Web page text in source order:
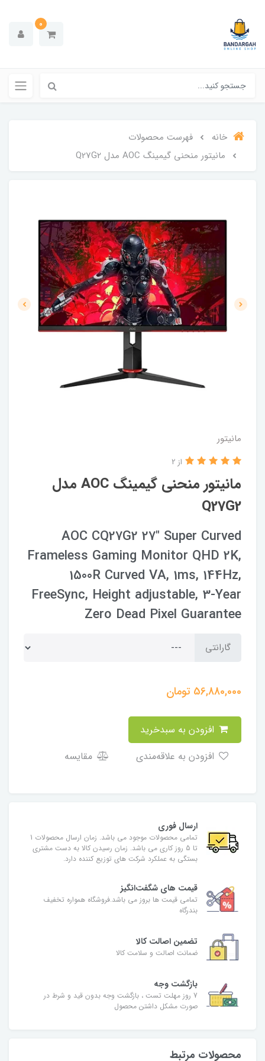
0
خانه
فهرست محصولات
مانیتور منحنی گیمینگ AOC مدل Q27G2
مانیتور
مانیتور منحنی گیمینگ AOC مدل
Q27G2
از 2
AOC CQ27G2 27" Super Curved
Frameless Gaming Monitor QHD 2K,
1500R Curved VA, 1ms, 144Hz,
FreeSync, Height adjustable, 3-Year
Zero Dead Pixel Guarantee
گارانتی
56,880,000 تومان
مقایسه
ارسال فوری
تمامی محصولات موجود می باشد. زمان ارسال محصولات 1
تا 5 روز کاری می باشد. زمان رسیدن کالا به دست مشتری
بستگی به عملکرد شرکت های توزیع کننده دارد.
قیمت های شگفت‌انگیز
تمامی قیمت ها بروز می باشد.فروشگاه همواره تخفیف
بندرگاه
تضمین اصالت کالا
ضمانت اصالت و سلامت کالا
بازگشت وجه
7 روز مهلت تست ، بازگشت وجه بدون قید و شرط در
صورت مشکل داشتن محصول
محصولات مرتبط